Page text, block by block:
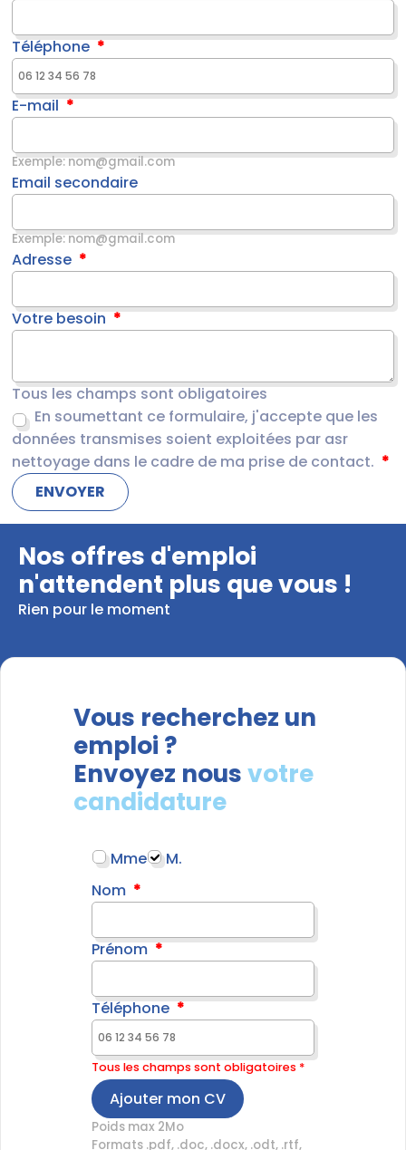
Téléphone
E-mail
Exemple: nom@gmail.com
Email secondaire
Exemple: nom@gmail.com
Adresse
Votre besoin
Tous les champs sont obligatoires
En soumettant ce formulaire, j'accepte que les
données transmises soient exploitées par asr
nettoyage dans le cadre de ma prise de contact.
Nos offres d'emploi
n'attendent plus que vous !
Rien pour le moment
Vous recherchez un
emploi ?
Envoyez nousvotre
candidature
Mme
M.
Nom
Prénom
Téléphone
Tous les champs sont obligatoires *
Ajouter mon CV
Poids max 2Mo
Formats .pdf, .doc, .docx, .odt, .rtf,